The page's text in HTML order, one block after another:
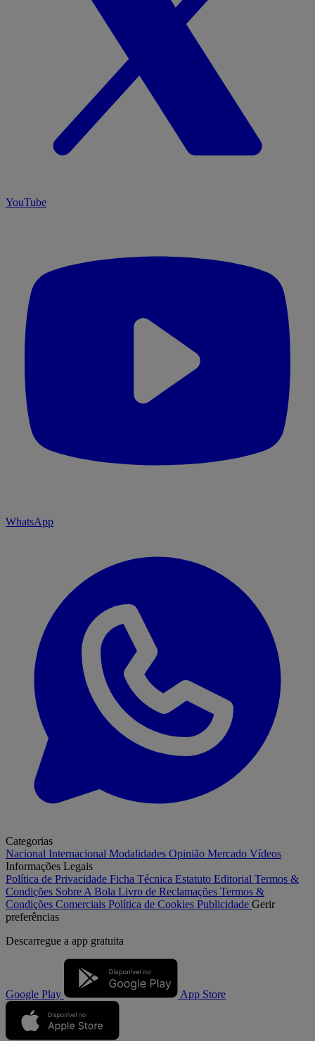
YouTube
WhatsApp
Categorias
Nacional Internacional Modalidades Opinião Mercado Vídeos
Informações Legais
Política de Privacidade Ficha Técnica Estatuto Editorial Termos &
Condições Sobre A Bola Livro de Reclamações Termos &
Condições Comerciais Política de Cookies Publicidade Gerir
preferências
Descarregue a app gratuita
Google Play App Store